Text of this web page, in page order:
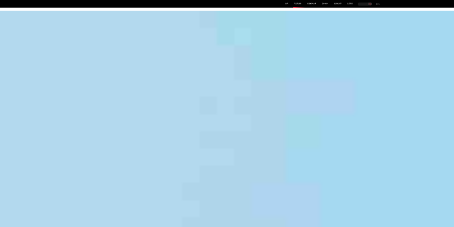
首页 产品及服务 行业解决方案 合作伙伴 投资者关系 关于我们 中EN